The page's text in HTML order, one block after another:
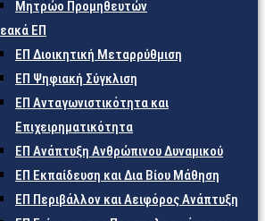
Μητρώο Προμηθευτών
ΕΠ
ΕΠ Διοικητική Μεταρρύθμιση
ΕΠ Ψηφιακή Σύγκλιση
ΕΠ Ανταγωνιστικότητα και
Επιχειρηματικότητα
ΕΠ Ανάπτυξη Ανθρώπινου Δυναμικού
ΕΠ Εκπαίδευση και Δια Βίου Μάθηση
ΕΠ Περιβάλλον και Αειφόρος Ανάπτυξη